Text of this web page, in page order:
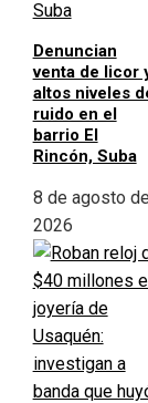
Denuncian
venta de licor
altos niveles
ruido en el
barrio El
Rincón, Suba
8 de agosto de
2026